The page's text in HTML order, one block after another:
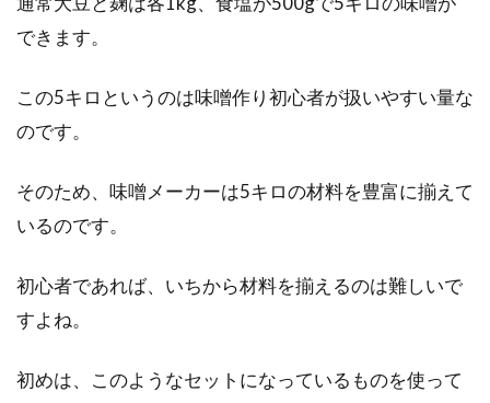
手作り味噌の容器の大きさは？口の
近頃は、手作り味噌の材料や、容器がネット通
関西に見る地域による違い
できます。
この5キロというのは味噌作り初心者が扱いやすい量な
のです。
そのため、味噌メーカーは5キロの材料を豊富に揃えて
いるのです。
初心者であれば、いちから材料を揃えるのは難しいで
すよね。
初めは、このようなセットになっているものを使って